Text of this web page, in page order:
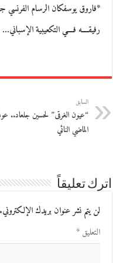
*فاروق يوسفكان الرسام الفرنسي
رفيقــــه فــــي التكعيبية الإسباني…
السابق
“عيون الغرقى” لحسين جلعاد..
الماضي النائي
اترك تعليقاً
لن يتم نشر عنوان بريدك الإلكتروني.
التعليق*